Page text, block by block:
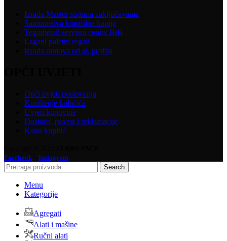
Izrada Master sistema zaključavanja
Samonosiva konzolna kapija
Tegometall servisni centar BiH
Lagani paletni regali
Izrada ramova od al. profila
Opći uvjeti poslovanja
Korištenje kolačića
Uvjeti kupovine
Dostava, povrat i reklamacije
Kako kupiti?
Facebook
Instagram
Search
Menu
Kategorije
Agregati
Alati i mašine
Ručni alati